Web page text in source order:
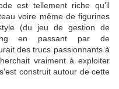
est tellement riche qu'il
voire même de figurines
(du jeu de gestion de
en passant par de
des trucs passionnants à
vraiment à exploiter
construit autour de cette